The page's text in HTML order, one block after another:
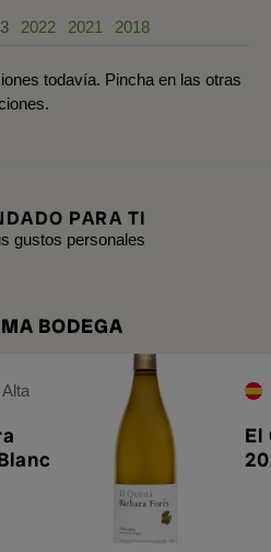
2022 2021 2018
todavía. Pincha en las otras
PARA TI
gustos personales
BODEGA
El